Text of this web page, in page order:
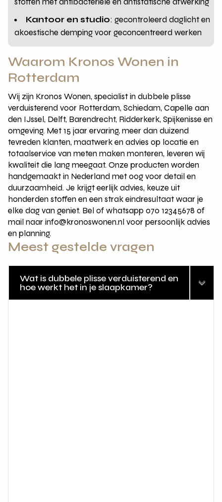
Kantoor en studio: gecontroleerd daglicht en
akoestische demping voor geconcentreerd werken
Waarom Kronos Wonen in
Rotterdam
Wij zijn Kronos Wonen, specialist in dubbele plisse
verduisterend voor Rotterdam, Schiedam, Capelle aan
den IJssel, Delft, Barendrecht, Ridderkerk, Spijkenisse en
omgeving. Met 15 jaar ervaring, meer dan duizend
tevreden klanten, maatwerk en advies op locatie en
totaalservice van meten maken monteren, leveren wij
kwaliteit die lang meegaat. Onze producten worden
handgemaakt in Nederland met oog voor detail en
duurzaamheid. Je krijgt eerlijk advies, keuze uit
honderden stoffen en een strak eindresultaat waar je
elke dag van geniet. Bel of whatsapp 070 12345678 of
mail naar info@kronoswonen.nl voor persoonlijk advies
en planning.
Meest gestelde vragen
Wat is dubbele plisse verduisterend en
hoe werkt het in je slaapkamer?